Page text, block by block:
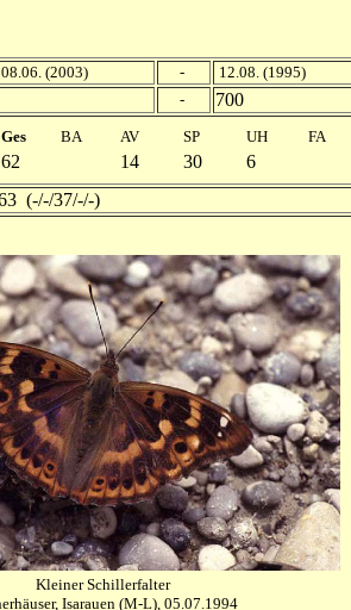
08.06. (2003) -
12.08. (1995)
- 700
Ges BA AV SP UH FA
62 14 30 6
(-/-/37/-/-)
Kleiner Schillerfalter
Isarauen (M-L), 05.07.1994